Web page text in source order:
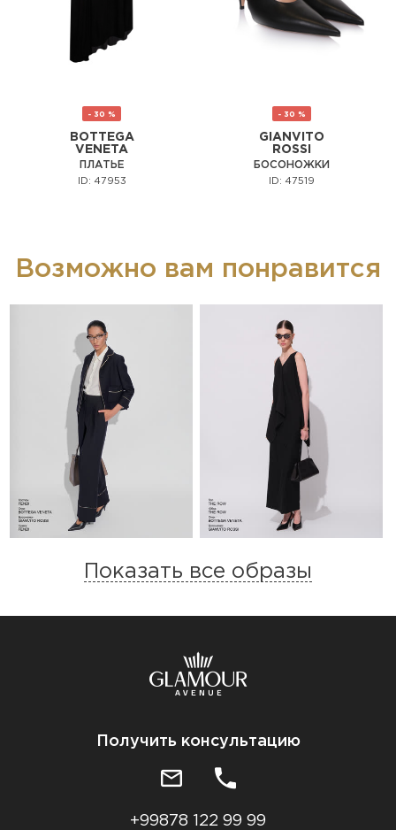
- 30 %
BOTTEGA
VENETA
ПЛАТЬЕ
ID: 47953
- 30 %
GIANVITO
ROSSI
БОСОНОЖКИ
ID: 47519
Возможно вам понравится
Показать все образы
Получить консультацию
+99878 122 99 99